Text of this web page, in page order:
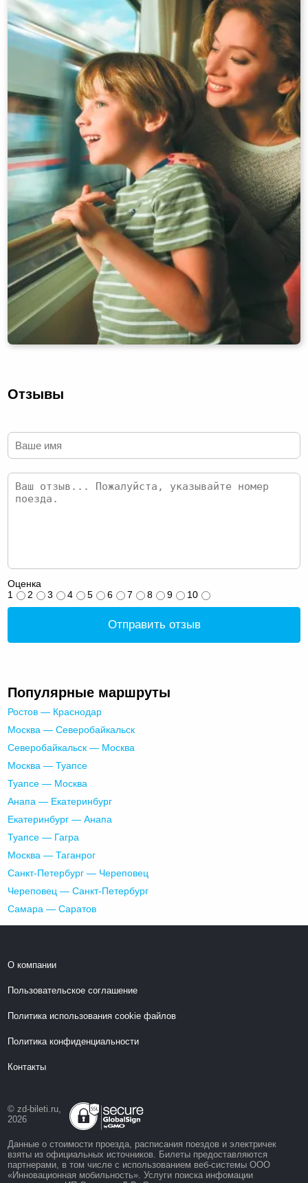
Отзывы
Оценка
1
2 3 4 5 6 7 8 9 10
Отправить отзыв
Популярные маршруты
Ростов — Краснодар
Москва — Северобайкальск
Северобайкальск — Москва
Москва — Туапсе
Туапсе — Москва
Анапа — Екатеринбург
Екатеринбург — Анапа
Туапсе — Гагра
Москва — Таганрог
Санкт-Петербург — Череповец
Череповец — Санкт-Петербург
Самара — Саратов
О компании
Пользовательское соглашение
Политика использования cookie файлов
Политика конфиденциальности
Контакты
© zd-bileti.ru,
2026
Данные о стоимости проезда, расписания поездов и электричек
взяты из официальных источников. Билеты предоставляются
партнерами, в том числе с использованием веб-системы ООО
«Инновационная мобильность». Услуги поиска инфомации